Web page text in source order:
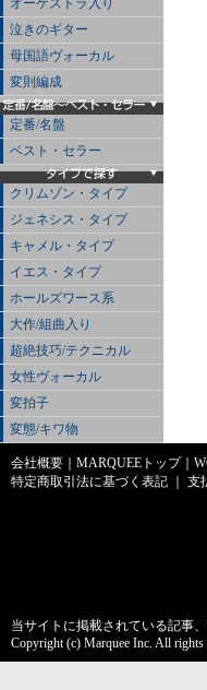
オーケストラ入り
泣きのギター
母国語ヴォーカル
変則編成
定番/名盤
ベスト・セラー
クリムゾン・タイプ
ジェネシス・タイプ
キャメル・タイプ
イエス・タイプ
ホールズワース系
大作/組曲入り
超絶技巧/テクニカル
女性ヴォーカル
変拍子
変態/キワ物
会社概要 MARQUEEトップ｜
特定商取引法に基づく表記
支
当サイトに掲載されている記事
Copyright (c) Marquee Inc. All rights